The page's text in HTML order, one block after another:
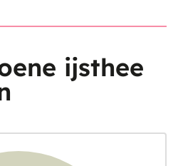
ijsthee